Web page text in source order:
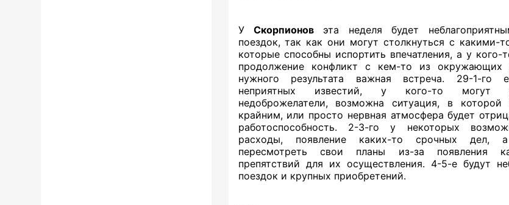
У Скорпионов эта неделя будет
поездок, так как они могут столкнуться с какими-
которые способны испортить впечатления, а у кого-
продолжение конфликт с кем-то из окружающих
нужного результата важная встреча. 29-1-го
неприятных известий, у кого-то могут
недоброжелатели, возможна ситуация, в которой
крайним, или просто нервная атмосфера будет
работоспособность. 2-3-го у некоторых
расходы, появление каких-то срочных дел,
пересмотреть свои планы из-за появления
препятствий для их осуществления. 4-5-е будут
поездок и крупных приобретений.